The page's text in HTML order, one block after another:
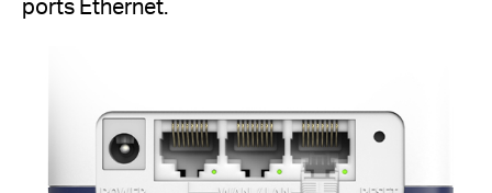
ports Ethernet.